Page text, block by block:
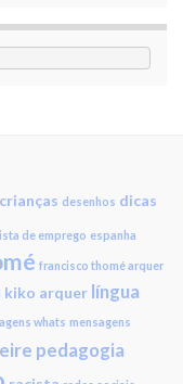
crianças desenhos dicas
de emprego espanha
francisco thomé arquer
kiko arquer língua
whats mensagens
pedagogia